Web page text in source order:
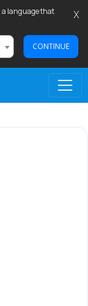
a language that
CONTINUE
X